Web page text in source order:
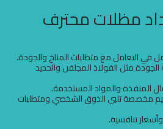
مظلات محترف
التعامل مع متطلبات المناخ والجودة.
مثل الفولاذ المجلفن والحديد
والمواد المستخدمة.
مخصصة تلبي الذوق الشخصي ومتطلبات
تنافسية.